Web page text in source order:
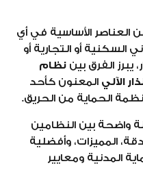
العناصر الأساسية في أي
أو التجارية أو
يبرز الفرق بين نظام
الآلي المعنون كأحد
الحماية من الحريق.
واضحة بين النظامين
المميزات، وأفضلية
المدنية ومعايير